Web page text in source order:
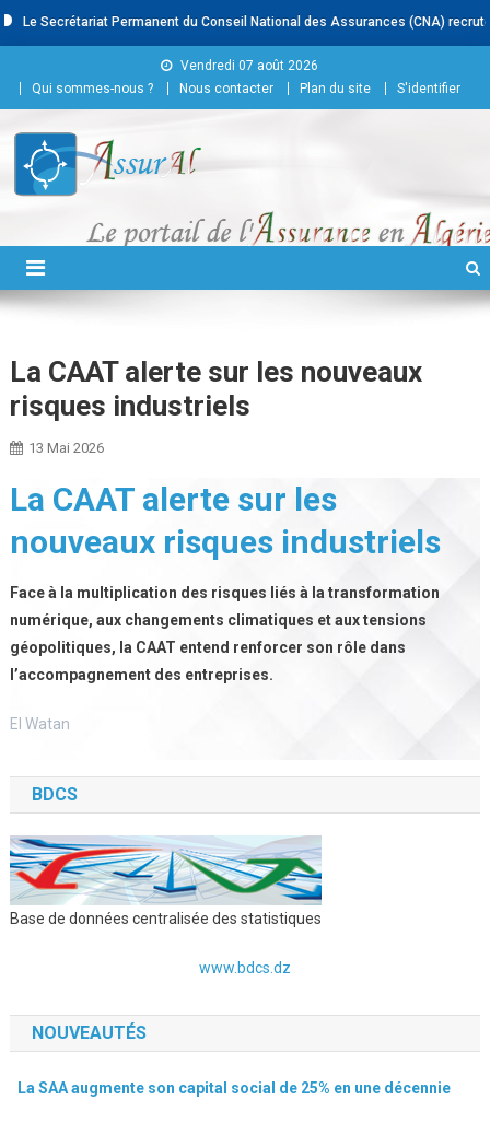
Le Secrétariat Permanent du Conseil National des Assurances (CNA) recrute
Vendredi 07 août 2026
Qui sommes-nous ?
Nous contacter Plan du site S'identifier
Conseil National des
La CAAT alerte sur les nouveaux
risques industriels
13 Mai 2026
La CAAT alerte sur les
nouveaux risques industriels
Face à la multiplication des risques liés à la transformation
numérique, aux changements climatiques et aux tensions
géopolitiques, la CAAT entend renforcer son rôle dans
l’accompagnement des entreprises.
El Watan
BDCS
Base de données centralisée des statistiques
www.bdcs.dz
NOUVEAUTÉS
La SAA augmente son capital social de 25% en une décennie